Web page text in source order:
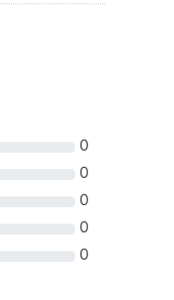
0
0
0
0
0